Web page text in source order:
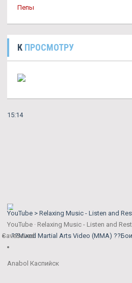
Пепы
К ПРОСМОТРУ
15:14
YouTube > Relaxing Music - Listen and
YouTube · Relaxing Music - Listen and
??Mixed Martial Arts Video (MMA)
SaveSaved
Anabol Каспийск